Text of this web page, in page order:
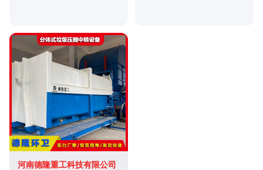
河南德隆重工科技有限公司